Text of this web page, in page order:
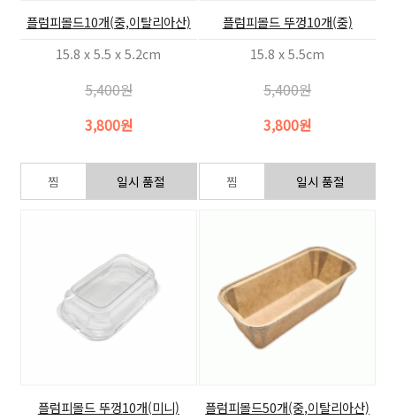
플럼피몰드10개(중,이탈리아산)
15.8 x 5.5 x 5.2cm
5,400원
3,800원
플럼피몰드 뚜껑10개(중)
15.8 x 5.5cm
5,400원
3,800원
플럼피몰드 뚜껑10개(미니)
플럼피몰드50개(중,이탈리아산)